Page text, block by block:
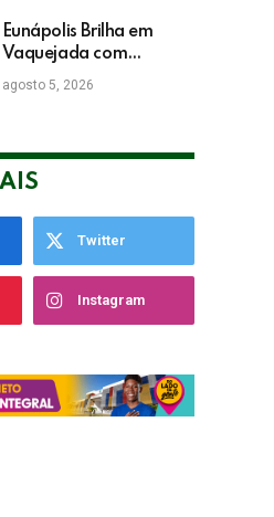
Empresarial
Eunápolis Brilha em
Vaquejada com
Bicampeonato de
Arnaldo Guerrieri
agosto 5, 2026
Twitter
Instagram